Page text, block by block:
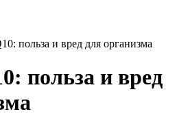
польза и вред для организма
польза и вред